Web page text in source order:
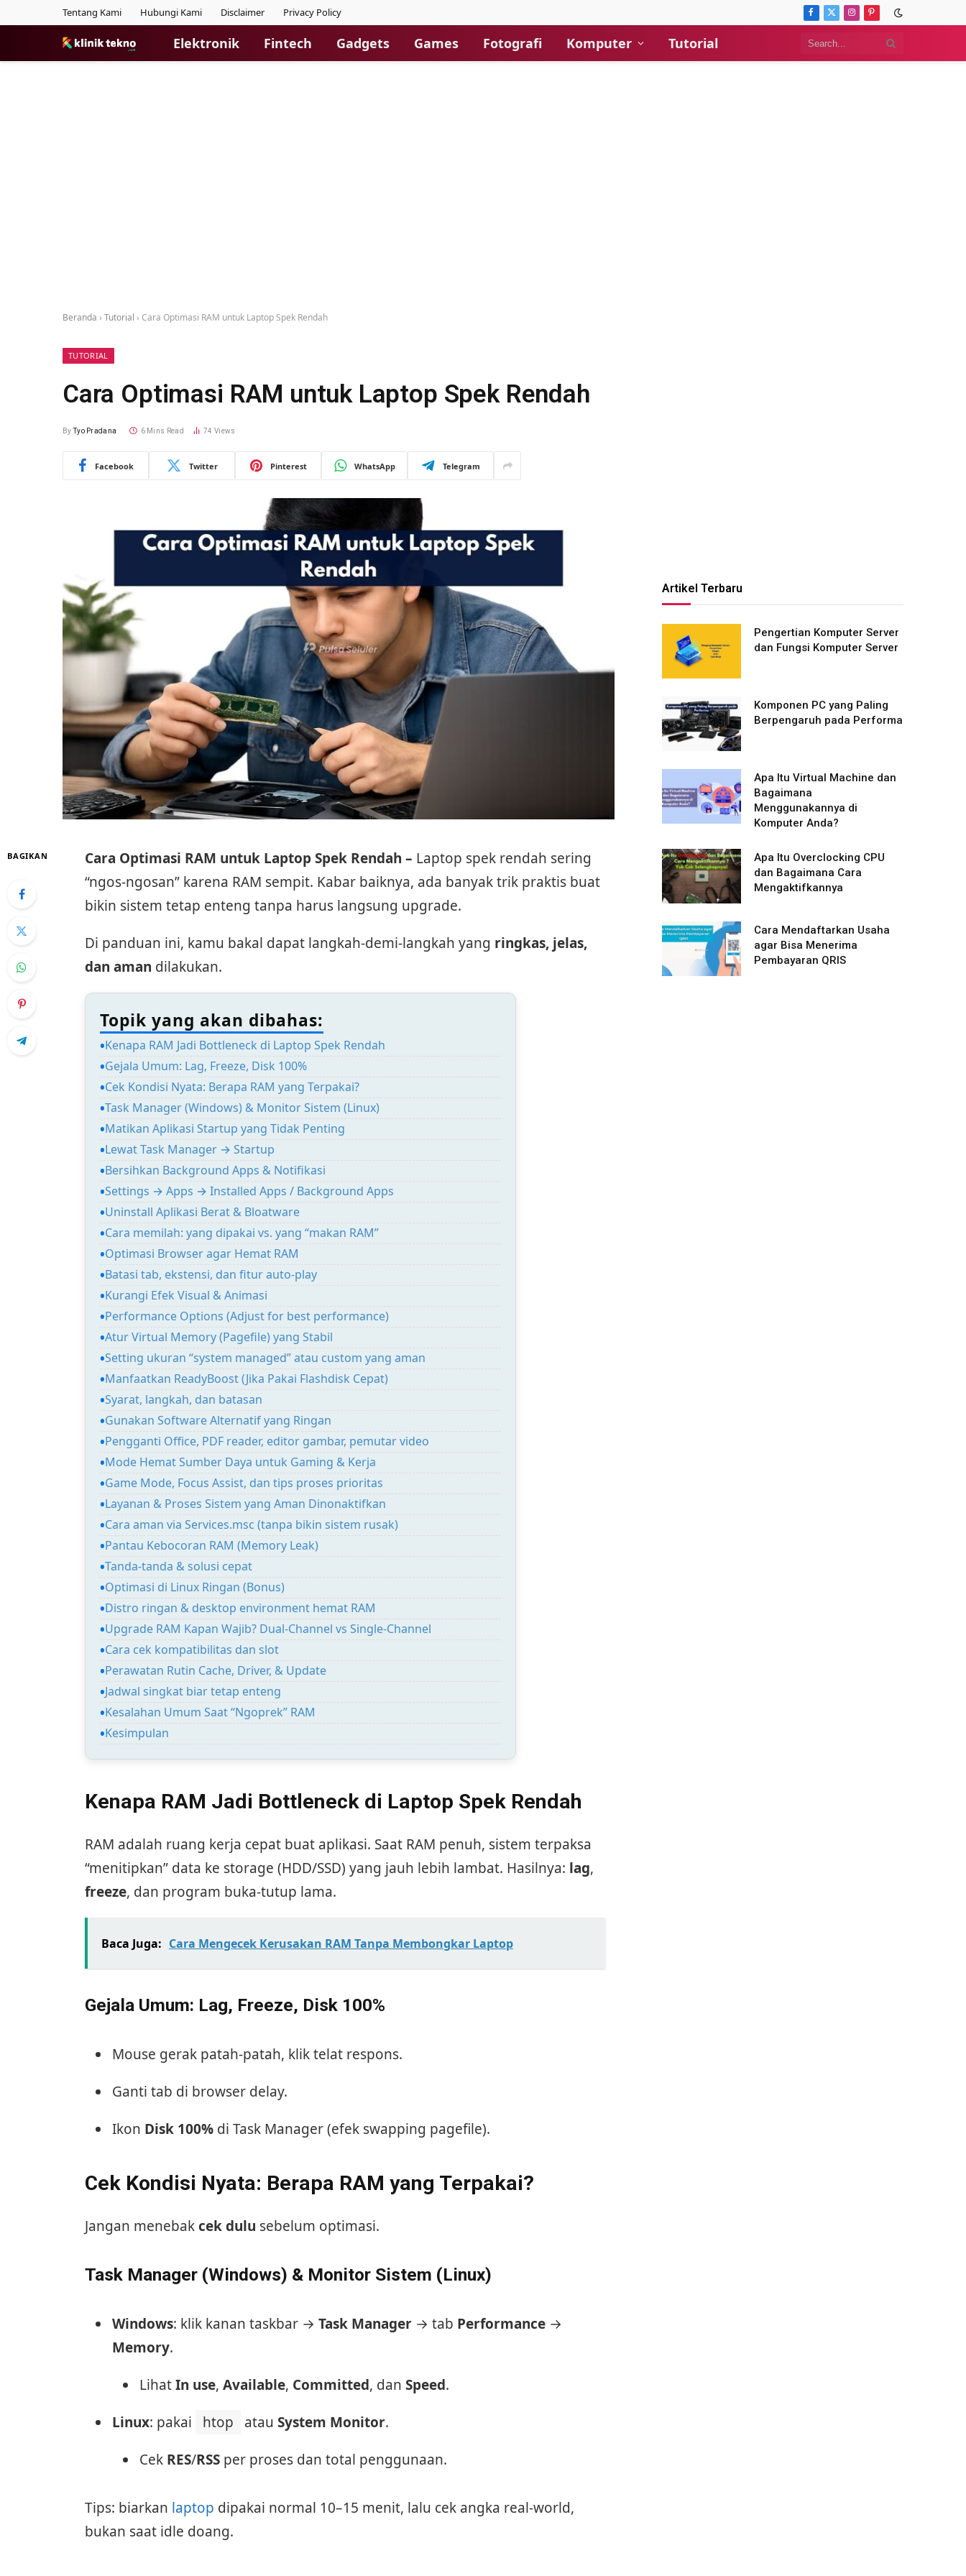
Tentang Kami Hubungi Kami Disclaimer Privacy Policy Facebook
X
Instagram
Pinterest
Elektronik Fintech Gadgets Games Fotografi Komputer Tutorial
Beranda › Tutorial › Cara Optimasi RAM untuk Laptop Spek Rendah
TUTORIAL
Cara Optimasi RAM untuk Laptop Spek Rendah
By Tyo Pradana 6 Mins Read 74Views
Facebook Twitter Pinterest WhatsApp Telegram
BAGIKAN Cara Optimasi RAM untuk Laptop Spek Rendah – Laptop spek rendah sering
“ngos-ngosan” karena RAM sempit. Kabar baiknya, ada banyak trik praktis buat
bikin sistem tetap enteng tanpa harus langsung upgrade.
Di panduan ini, kamu bakal dapat langkah-demi-langkah yang ringkas, jelas,
dan aman dilakukan.
Topik yang akan dibahas:
Kenapa RAM Jadi Bottleneck di Laptop Spek Rendah
Gejala Umum: Lag, Freeze, Disk 100%
Cek Kondisi Nyata: Berapa RAM yang Terpakai?
Task Manager (Windows) & Monitor Sistem (Linux)
Matikan Aplikasi Startup yang Tidak Penting
Lewat Task Manager → Startup
Bersihkan Background Apps & Notifikasi
Settings → Apps → Installed Apps / Background Apps
Uninstall Aplikasi Berat & Bloatware
Cara memilah: yang dipakai vs. yang “makan RAM”
Optimasi Browser agar Hemat RAM
Batasi tab, ekstensi, dan fitur auto-play
Kurangi Efek Visual & Animasi
Performance Options (Adjust for best performance)
Atur Virtual Memory (Pagefile) yang Stabil
Setting ukuran “system managed” atau custom yang aman
Manfaatkan ReadyBoost (Jika Pakai Flashdisk Cepat)
Syarat, langkah, dan batasan
Gunakan Software Alternatif yang Ringan
Pengganti Office, PDF reader, editor gambar, pemutar video
Mode Hemat Sumber Daya untuk Gaming & Kerja
Game Mode, Focus Assist, dan tips proses prioritas
Layanan & Proses Sistem yang Aman Dinonaktifkan
Cara aman via Services.msc (tanpa bikin sistem rusak)
Pantau Kebocoran RAM (Memory Leak)
Tanda-tanda & solusi cepat
Optimasi di Linux Ringan (Bonus)
Distro ringan & desktop environment hemat RAM
Upgrade RAM Kapan Wajib? Dual-Channel vs Single-Channel
Cara cek kompatibilitas dan slot
Perawatan Rutin Cache, Driver, & Update
Jadwal singkat biar tetap enteng
Kesalahan Umum Saat “Ngoprek” RAM
Kesimpulan
Kenapa RAM Jadi Bottleneck di Laptop Spek Rendah
RAM adalah ruang kerja cepat buat aplikasi. Saat RAM penuh, sistem terpaksa
“menitipkan” data ke storage (HDD/SSD) yang jauh lebih lambat. Hasilnya: lag,
freeze, dan program buka-tutup lama.
Baca Juga: Cara Mengecek Kerusakan RAM Tanpa Membongkar Laptop
Gejala Umum: Lag, Freeze, Disk 100%
Mouse gerak patah-patah, klik telat respons.
Ganti tab di browser delay.
Ikon Disk 100%di Task Manager (efek swapping pagefile).
Cek Kondisi Nyata: Berapa RAM yang Terpakai?
Jangan menebakcek dulu sebelum optimasi.
Task Manager (Windows) & Monitor Sistem (Linux)
Windows: klik kanan taskbar → Task Manager→ tab Performance→
Memory.
LihatIn use, Available, Committed, dan Speed.
Linux: pakai htop atau System Monitor.
Cek RES/RSSper proses dan total penggunaan.
Tips: biarkan laptop dipakai normal 10–15 menit, lalu cek angka real-world,
bukan saat idle doang.
Artikel Terbaru
Pengertian Komputer Server
dan Fungsi Komputer Server
Komponen PC yang Paling
Berpengaruh pada Performa
Apa Itu Virtual Machine dan
Bagaimana
Menggunakannya di
Komputer Anda?
Apa Itu Overclocking CPU
dan Bagaimana Cara
Mengaktifkannya
Cara Mendaftarkan Usaha
agar Bisa Menerima
Pembayaran QRIS